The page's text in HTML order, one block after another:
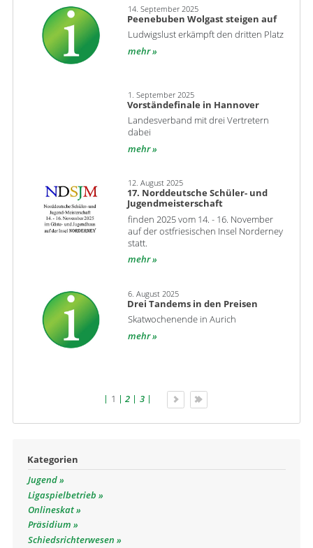
14. September 2025
Peenebuben Wolgast steigen auf
Ludwigslust erkämpft den dritten Platz
mehr
1. September 2025
Vorständefinale in Hannover
Landesverband mit drei Vertretern
dabei
mehr
12. August 2025
17. Norddeutsche Schüler- und
Jugendmeisterschaft
finden 2025 vom 14. - 16. November
auf der ostfriesischen Insel Norderney
statt.
mehr
6. August 2025
Drei Tandems in den Preisen
Skatwochenende in Aurich
mehr
1 2 3
Kategorien
Jugend
Ligaspielbetrieb
Onlineskat
Präsidium
Schiedsrichterwesen